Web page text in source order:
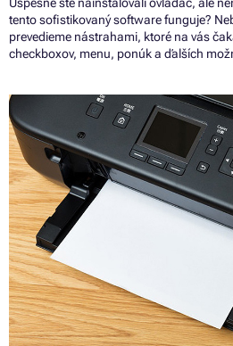
tento sofistikovaný software funguje?
prevedieme nástrahami, ktoré na vás
checkboxov, menu, ponúk a ďalších